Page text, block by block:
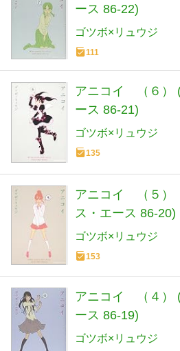
ース 86-22)
ゴツボ×リュウジ
111
アニコイ （６）
ース 86-21)
ゴツボ×リュウジ
135
アニコイ （５
ス・エース 86-20)
ゴツボ×リュウジ
153
アニコイ （４）
ース 86-19)
ゴツボ×リュウジ